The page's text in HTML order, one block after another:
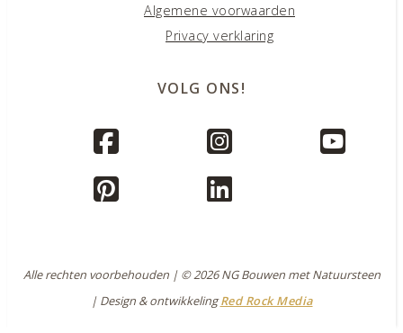
Algemene voorwaarden
Privacy verklaring
VOLG ONS!
Alle rechten voorbehouden | © 2026 NG Bouwen met Natuursteen
| Design & ontwikkelingRed Rock Media